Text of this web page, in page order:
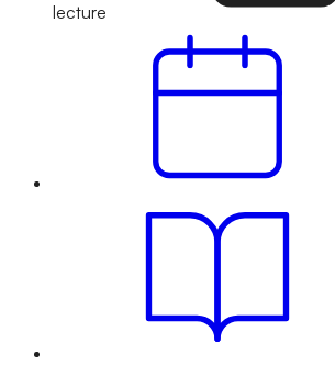
lecture